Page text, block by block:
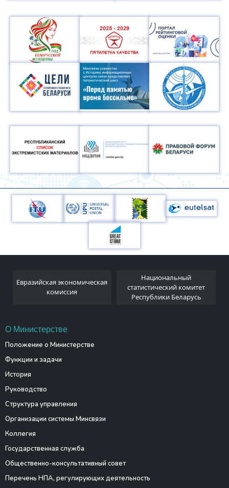
Евразийская экономическая
комиссия
Национальный
статистический комитет
Республики Беларусь
О Министерстве
Положение о Министерстве
Функции и задачи
История
Руководство
Структура управления
Организации системы Минсвязи
Коллегия
Государственная служба
Общественно-консультативный совет
Перечень НПА, регулирующих деятельность